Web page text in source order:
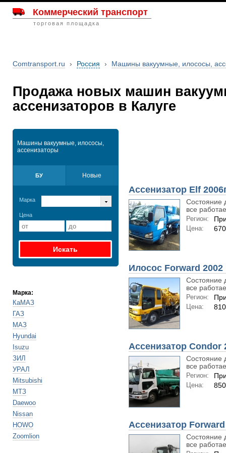
Коммерческий транспорт
торговая площадка
Comtransport.ru › Россия › Машины вакуумные, илососы,
Продажа новых машин
ассенизаторов в Калуге
Машины вакуумные, илососы,
ассенизаторы
БУ Новые
Марка
Цена
Марка:
КаМАЗ
ГАЗ
МАЗ
Hyundai
Isuzu
ЗИЛ
УРАЛ
Mitsubishi
МТЗ
Daewoo
Nissan
HOWO
Zoomlion
Ассенизатор Elf
Состояние
все
Регион:
Цена:
Илосос Forward 2002
Состояние
все
Регион:
Цена:
Ассенизатор Condor
Состояние
все
Регион:
Цена:
Ассенизатор Forward
Состояние
все